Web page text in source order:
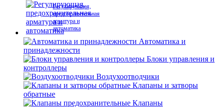
Регулирующая,
предохранительная
арматура и
автоматика
Автоматика и
принадлежности
Блоки управления и
контроллеры
Воздухоотводчики
Клапаны и затворы
обратные
Клапаны